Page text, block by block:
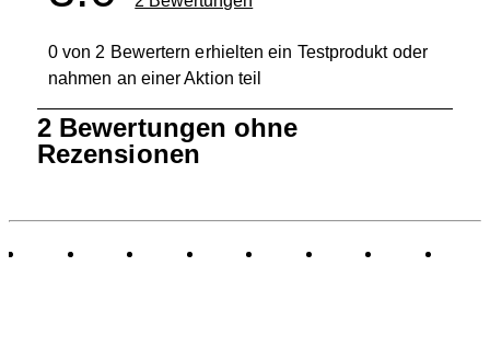
0 von 2 Bewertern erhielten ein Testprodukt oder
nahmen an einer Aktion teil
bis
2
Bewertungen.
2 Bewertungen ohne
Rezensionen